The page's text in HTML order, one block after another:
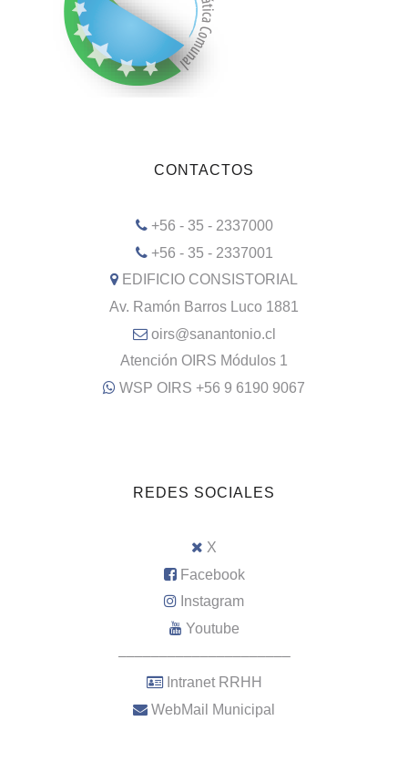
CONTACTOS
+56 - 35 - 2337000
+56 - 35 - 2337001
EDIFICIO CONSISTORIAL
Av. Ramón Barros Luco 1881
oirs@sanantonio.cl
Atención OIRS Módulos 1
WSP OIRS +56 9 6190 9067
REDES SOCIALES
X
Facebook
Instagram
Youtube
–––––––––––––––––––––
Intranet RRHH
WebMail Municipal